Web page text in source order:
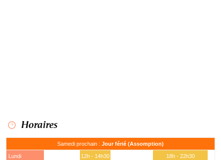
Horaires
Samedi prochain : Jour férié (Assomption)
Lundi 12h - 14h30
18h - 22h30